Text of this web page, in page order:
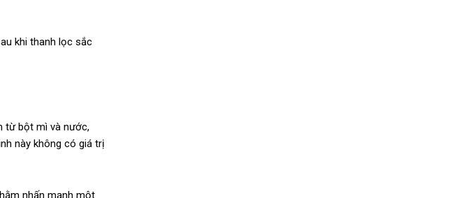
khi thanh lọc sắc
từ bột mì và nước,
này không có giá trị
nhấn mạnh một